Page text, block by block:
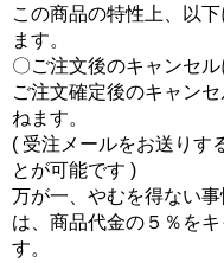
この商品の特性上、以
ます。
〇ご注文後のキャンセル
ご注文確定後のキャン
ねます。
( 受注メールをお送りす
とが可能です )
万が一、やむを得ない
は、商品代金の５％を
す。